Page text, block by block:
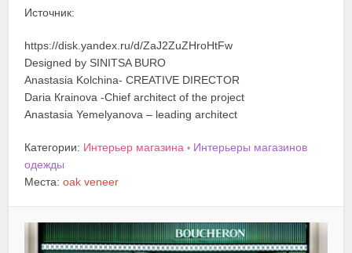
Источник:
https://disk.yandex.ru/d/ZaJ2ZuZHroHtFw
Designed by SINITSA BURO
Anastasia Kolchina- CREATIVE DIRECTOR
Daria Кrainova -Chief architect of the project
Anastasia Yemelyanova – leading architect
Категории: Интерьер магазина • Интерьеры магазинов
одежды
Места:oak veneer